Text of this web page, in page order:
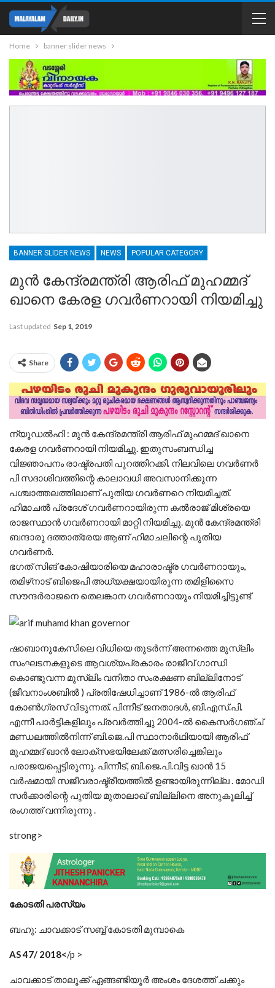
Home banner slider news
BANNER SLIDER NEWS NEWS POPULAR CATEGORY
മുന്‍ കേന്ദ്രമന്ത്രി ആരിഫ് മുഹമ്മദ്
ഖാനെ കേരള ഗവര്‍ണറായി നിയമിച്ചു
Last updated Sep 1, 2019
Share
ന്യൂഡല്‍ഹി : മുന്‍ കേന്ദ്രമന്ത്രി ആരിഫ് മുഹമ്മദ് ഖാനെ
കേരള ഗവര്‍ണറായി നിയമിച്ചു. ഇതുസംബന്ധിച്ച
വിജ്ഞാപനം രാഷ്ട്രപതി പുറത്തിറക്കി. നിലവിലെ ഗവര്‍ണര്‍
പി സദാശിവത്തിന്റെ കാലാവധി അവസാനിക്കുന്ന
പശ്ചാത്തലത്തിലാണ് പുതിയ ഗവര്‍ണറെ നിയമിച്ചത്.
ഹിമാചല്‍ പ്രദേശ് ഗവര്‍ണറായിരുന്ന കല്‍രാജ് മിശ്രയെ
രാജസ്ഥാന്‍ ഗവര്‍ണറായി മാറ്റി നിയമിച്ചു. മുന്‍ കേന്ദ്രമന്ത്രി
ബന്ദാരു ദത്താത്രേയ ആണ് ഹിമാചലിന്റെ പുതിയ
ഗവര്‍ണര്‍.
ഭഗത് സിങ് കോഷിയാരിയെ മഹാരാഷ്ട്ര ഗവര്‍ണറായും,
തമിഴ്‌നാട് ബിജെപി അധ്യക്ഷയായിരുന്ന തമിളിസൈ
സൗന്ദര്‍രാജനെ തെലങ്കാന ഗവര്‍ണറായും നിയമിച്ചിട്ടുണ്ട്
ഷാബാനുകേസിലെ വിധിയെ തുടർന്ന് അന്നത്തെ മുസ്ലിം
സംഘടനകളുടെ ആവശ്യപ്രകാരം രാജീവ് ഗാന്ധി
കൊണ്ടുവന്ന മുസ്ലിം വനിതാ സംരക്ഷണ ബില്ലിനോട്
(ജീവനാംശബിൽ ) പ്രതിഷേധിച്ചാണ് 1986-ൽ ആരിഫ്
കോൺഗ്രസ് വിടുന്നത്. പിന്നീട് ജനതാദൾ, ബി.എസ്.പി.
എന്നീ പാർട്ടികളിലും പ്രവർത്തിച്ചു 2004-ല്‍ കൈസര്‍ഗഞ്ച്
മണ്ഡലത്തില്‍നിന്ന് ബി.ജെ.പി സ്ഥാനാര്‍ഥിയായി ആരിഫ്
മുഹമ്മദ് ഖാന്‍ ലോക്‌സഭയിലേക്ക് മത്സരിച്ചെങ്കിലും
പരാജയപ്പെട്ടിരുന്നു. പിന്നീട്, ബി.ജെ.പി.വിട്ട ഖാന്‍ 15
വര്‍ഷമായി സജീവരാഷ്ട്രീയത്തില്‍ ഉണ്ടായിരുന്നില്ല . മോഡി
സർക്കാരിന്റെ പുതിയ മുതാലാഖ് ബില്ലിനെ അനുകൂലിച്ച്
രംഗത്ത് വന്നിരുന്നു .
strong>
കോടതി പരസ്യം
ബഹു: ചാവക്കാട് സബ്ബ് കോടതി മുമ്പാകെ
AS 47/ 2018</p >
ചാവക്കാട് താലൂക്ക് ഏങ്ങണ്ടിയൂർ അംശം ദേശത്ത് ചക്കും